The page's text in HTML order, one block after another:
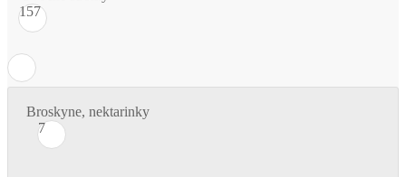
157
Broskyne, nektarinky
7